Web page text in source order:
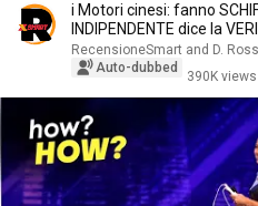
i Motori cinesi: fanno
INDIPENDENTE dice la
RecensioneSmart and D.
Auto-dubbed
390K views